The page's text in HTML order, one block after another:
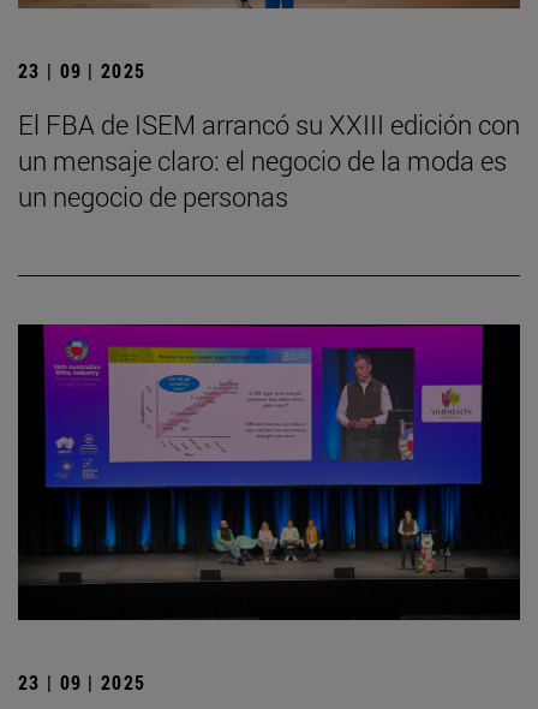
23 | 09 | 2025
El FBA de ISEM arrancó su XXIII edición con
un mensaje claro: el negocio de la moda es
un negocio de personas
23 | 09 | 2025